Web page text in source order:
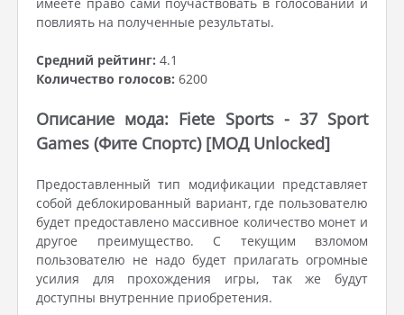
повлиять на полученные результаты.
Средний рейтинг: 4.1
Количество голосов: 6200
Описание мода: Fiete Sports - 37 Sport
Games (Фите Спортс) [МОД Unlocked]
Предоставленный тип модификации представляет
собой деблокированный вариант, где пользователю
будет предоставлено массивное количество монет и
другое преимущество. С текущим взломом
пользователю не надо будет прилагать огромные
усилия для прохождения игры, так же будут
доступны внутренние приобретения.